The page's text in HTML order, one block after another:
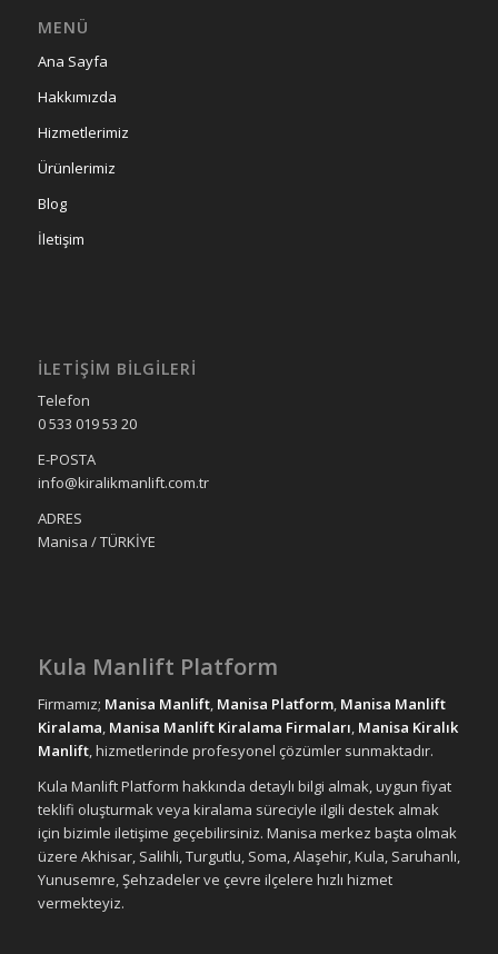
MENÜ
Ana Sayfa
Hakkımızda
Hizmetlerimiz
Ürünlerimiz
Blog
İletişim
İLETIŞIM BILGILERI
Telefon
0 533 019 53 20
E-POSTA
info@kiralikmanlift.com.tr
ADRES
Manisa / TÜRKİYE
Kula Manlift Platform
Firmamız; Manisa Manlift, Manisa Platform, Manisa Manlift
Kiralama Manisa Manlift Kiralama Firmaları Manisa Kiralık
Manlift, hizmetlerinde profesyonel çözümler sunmaktadır.
Kula Manlift Platform hakkında detaylı bilgi almak, uygun fiyat
teklifi oluşturmak veya kiralama süreciyle ilgili destek almak
için bizimle iletişime geçebilirsiniz. Manisa merkez başta olmak
üzere Akhisar, Salihli, Turgutlu, Soma, Alaşehir, Kula, Saruhanlı,
Yunusemre, Şehzadeler ve çevre ilçelere hızlı hizmet
vermekteyiz.